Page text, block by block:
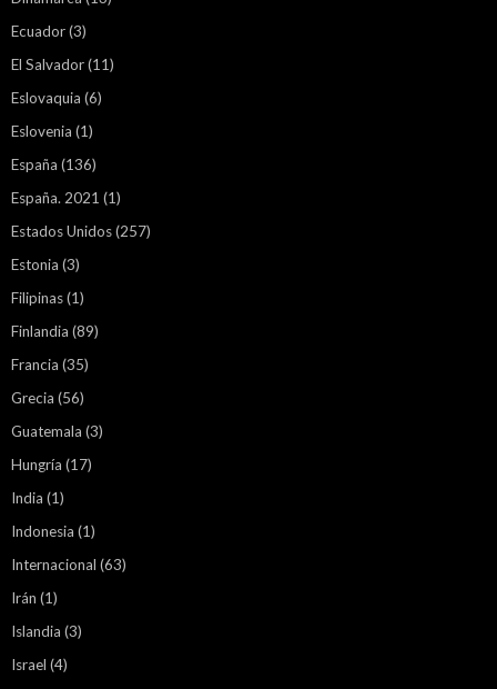
Ecuador(3)
El Salvador(11)
Eslovaquia (6)
Eslovenia (1)
España (136)
España. 2021 (1)
Estados Unidos(257)
Estonia (3)
Filipinas(1)
Finlandia (89)
Francia (35)
Grecia (56)
Guatemala (3)
Hungría (17)
India (1)
Indonesia (1)
Internacional (63)
Irán (1)
Islandia (3)
Israel (4)